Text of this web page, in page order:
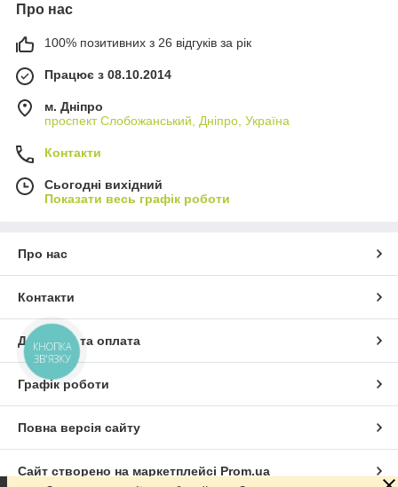
Про нас
100% позитивних з 26 відгуків за рік
Працює з 08.10.2014
м. Дніпро
проспект Слобожанський, Дніпро, Україна
Контакти
Сьогодні вихідний
Показати весь графік роботи
Про нас
Контакти
Доставка та оплата
Графік роботи
Повна версія сайту
Сайт створено на маркетплейсі Prom.ua
КНОПКА
ЗВ'ЯЗКУ